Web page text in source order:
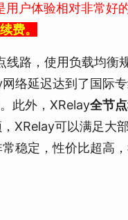
用户体验相对非常好
费。
线路，使用负载均衡
络延迟达到了国际
此外，XRelay全节
XRelay可以满足大
稳定，性价比超高